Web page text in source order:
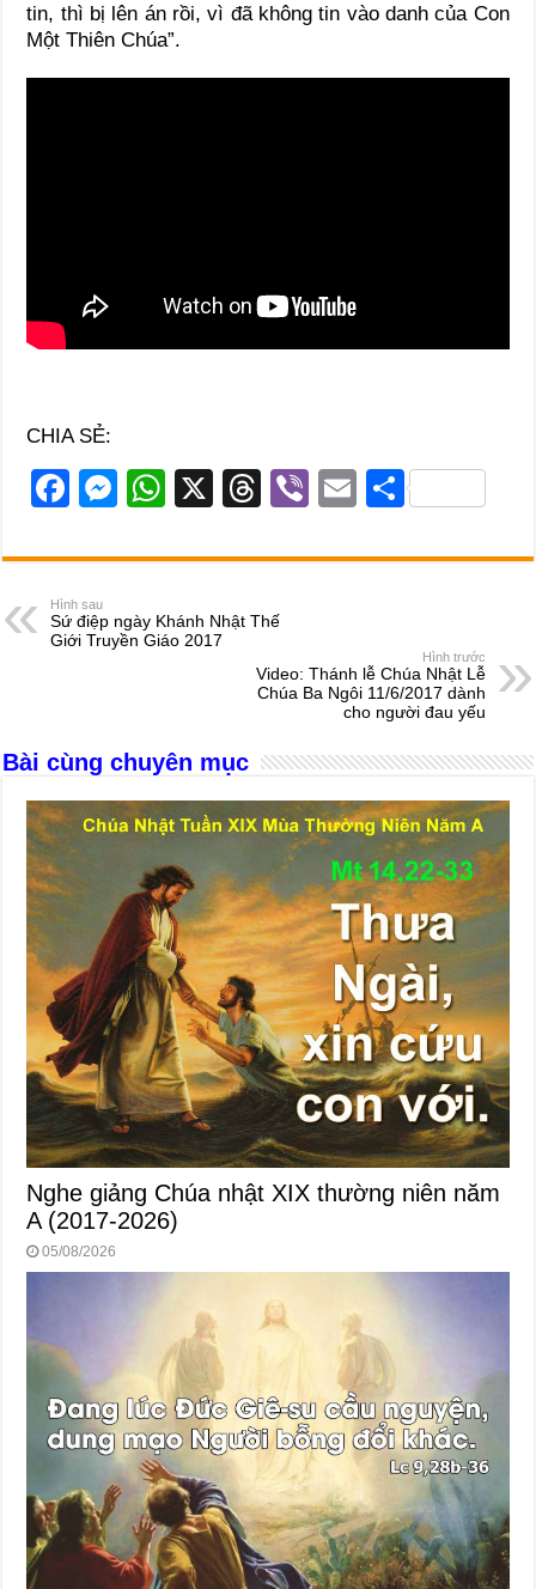
tin, thì bị lên án rồi, vì đã không tin vào danh của Con
Một Thiên Chúa”.
CHIA SẺ:
F
c
e
b
k
M
ss
n
W
at
A
X
T
e
a
d
s
Vi
er
E
ail
S
ar
Hình sau
Sứ điệp ngày Khánh Nhật Thế
Giới Truyền Giáo 2017
Hình trước
Video: Thánh lễ Chúa Nhật Lễ
Chúa Ba Ngôi 11/6/2017 dành
cho người đau yếu
Bài cùng chuyên mục
Nghe giảng Chúa nhật XIX thường niên năm
A (2017-2026)
05/08/2026